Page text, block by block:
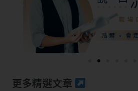
更多精選文章